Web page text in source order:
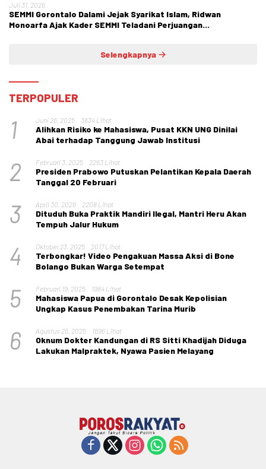
Juli 31, 2026
SEMMI Gorontalo Dalami Jejak Syarikat Islam, Ridwan
Monoarfa Ajak Kader SEMMI Teladani Perjuangan
Selengkapnya
TERPOPULER
1 Juni 26, 2025 3634 Lihat
Alihkan Risiko ke Mahasiswa, Pusat KKN UNG Dinilai
Abai terhadap Tanggung Jawab Institusi
2 Februari 3, 2025 2263 Lihat
Presiden Prabowo Putuskan Pelantikan Kepala Daerah
Tanggal 20 Februari
3 April 30, 2026 2208 Lihat
Dituduh Buka Praktik Mandiri Ilegal, Mantri Heru Akan
Tempuh Jalur Hukum
4 Oktober 23, 2025 2017 Lihat
Terbongkar! Video Pengakuan Massa Aksi di Bone
Bolango Bukan Warga Setempat
5 Februari 19, 2025 1984 Lihat
Mahasiswa Papua di Gorontalo Desak Kepolisian
Ungkap Kasus Penembakan Tarina Murib
6 Agustus 26, 2025 1696 Lihat
Oknum Dokter Kandungan di RS Sitti Khadijah Diduga
Lakukan Malpraktek, Nyawa Pasien Melayang